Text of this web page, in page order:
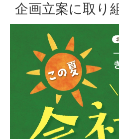
企画立案に取り